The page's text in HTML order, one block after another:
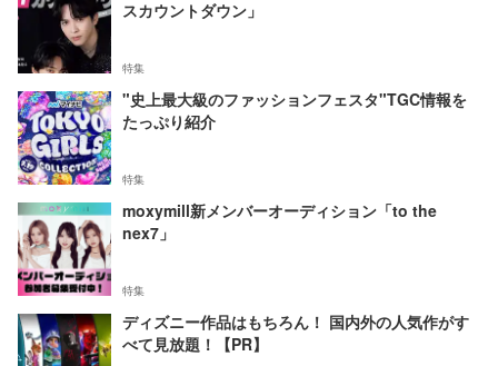
スカウントダウン」
特集
"史上最大級のファッションフェスタ"TGC情報を
たっぷり紹介
特集
moxymill新メンバーオーディション「to the
nex7」
特集
ディズニー作品はもちろん！ 国内外の人気作がす
べて見放題！【PR】